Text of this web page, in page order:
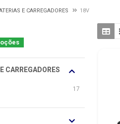
E CARREGADORES 18V
CARREGADORES
17